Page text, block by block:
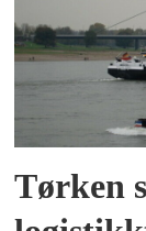
Tørken